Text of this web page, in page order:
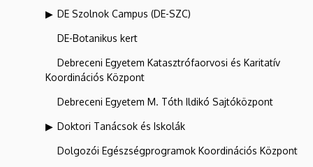
DE Szolnok Campus (DE-SZC)
DE-Botanikus kert
Debreceni Egyetem Katasztrófaorvosi és Karitatív
Koordinációs Központ
Debreceni Egyetem M. Tóth Ildikó Sajtóközpont
Doktori Tanácsok és Iskolák
Dolgozói Egészségprogramok Koordinációs Központ